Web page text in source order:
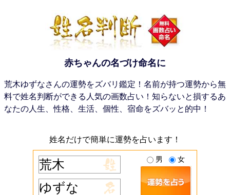
赤ちゃんの名づけ命名に
荒木ゆずなさんの運勢をズバリ鑑定！名前が持つ運勢から無
料で姓名判断ができる人気の画数占い！知らないと損するあ
なたの人生、性格、生活、個性、宿命をズバッと的中！
姓名だけで簡単に運勢を占います！
男 女